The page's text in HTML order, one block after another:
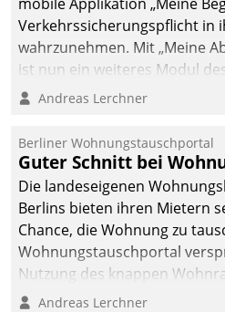
Verkehrssicherungspflicht in
wahrzunehmen. Mit „Meine
ist nun ein weiteres Modul
Einsatz.
Andreas Lerchner
Berliner Wohnungstauschportal
Guter Schnitt bei
Die landeseigenen
Berlins bieten ihren Mietern
Chance, die Wohnung zu
Wohnungstauschportal
Nutzung des knappen
Anwendungsfall für
Andreas Lerchner